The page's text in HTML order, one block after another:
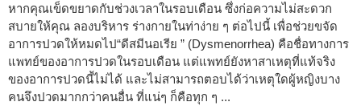
หากคุณเข็ดขยาดกับช่วงเวลาในรอบเดือน ซึ่งก่อความไม่สะดวก
สบายให้คุณ ลองบริหาร ร่างกายในท่าง่าย ๆ ต่อไปนี้ เพื่อช่วยขจัด
อาการปวดให้หมดไป“ดีสมีนอเรีย ” (Dysmenorrhea) คือชื่อทางการ
แพทย์ของอาการปวดในรอบเดือน แต่แพทย์ยังหาสาเหตุที่แท้จริง
ของอาการปวดนี้ไม่ได้ และไม่สามารถตอบได้ว่าเหตุใดผู้หญิงบาง
คนจึงปวดมากกว่าคนอื่น ที่แน่ๆ ก็คือทุก ๆ ...